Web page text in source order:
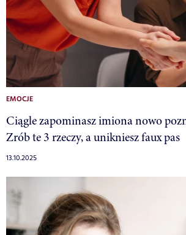
EMOCJE
Ciągle zapominasz imiona nowo
Zrób te 3 rzeczy, a unikniesz faux pas
13.10.2025